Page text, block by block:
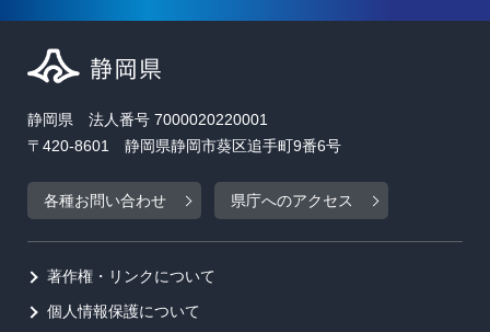
静岡県 法人番号 7000020220001
〒420-8601 静岡県静岡市葵区追手町9番6号
各種お問い合わせ 県庁へのアクセス
著作権・リンクについて
個人情報保護について